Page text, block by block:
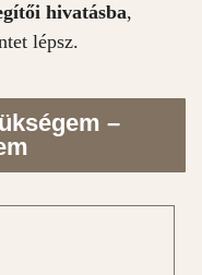
hivatásba,
lépsz.
–